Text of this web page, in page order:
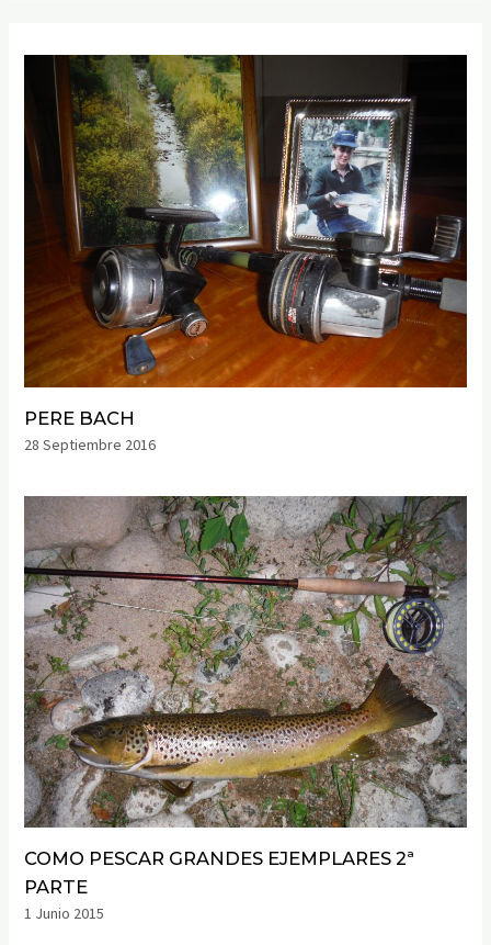
PERE BACH
28 Septiembre 2016
COMO PESCAR GRANDES EJEMPLARES 2ª
PARTE
1 Junio 2015